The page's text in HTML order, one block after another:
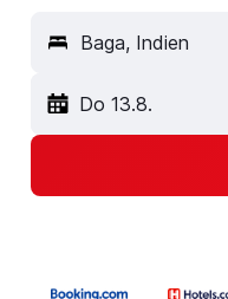
Baga, Indien
Do 13.8.